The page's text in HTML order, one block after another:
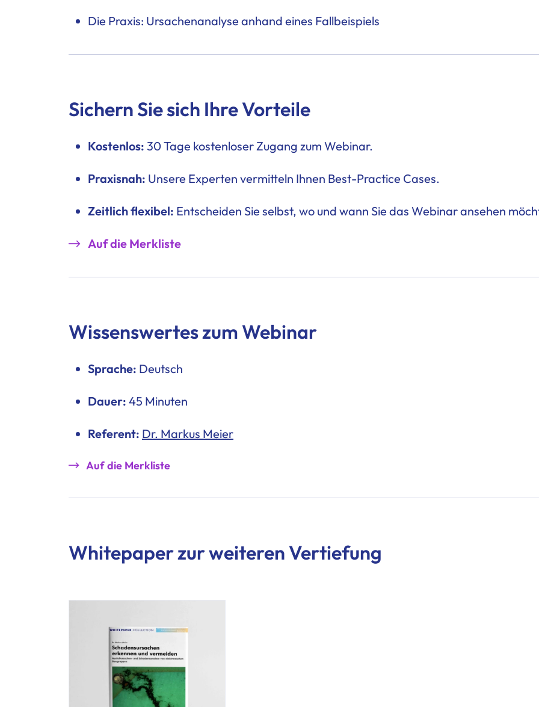
Die Praxis: Ursachenanalyse anhand eines Fallbeispiels
Sichern Sie sich Ihre Vorteile
Kostenlos: 30 Tage kostenloser Zugang zum Webinar.
Praxisnah: Unsere Experten vermitteln Ihnen Best-Practice Cases.
Zeitlich flexibel: Entscheiden Sie selbst, wo und wann Sie das Webinar ansehen
Auf die Merkliste
Wissenswertes zum Webinar
Sprache: Deutsch
Dauer: 45 Minuten
Referent: Dr. Markus Meier
Auf die Merkliste
Whitepaper zur weiteren Vertiefung